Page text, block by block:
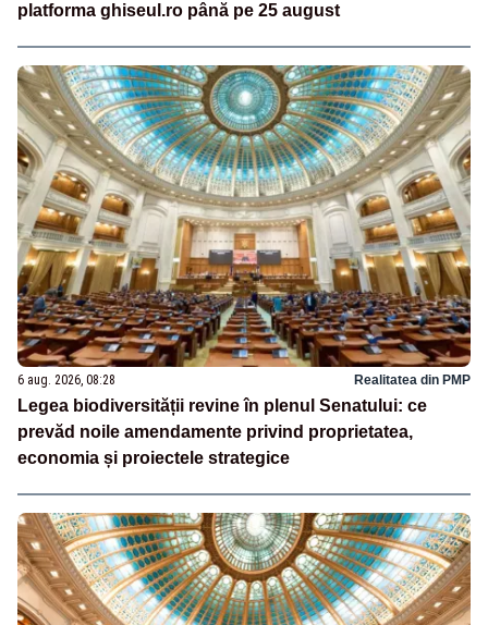
platforma ghiseul.ro până pe 25 august
6 aug. 2026, 08:28 Realitatea din PMP
Legea biodiversității revine în plenul Senatului: ce
prevăd noile amendamente privind proprietatea,
economia și proiectele strategice